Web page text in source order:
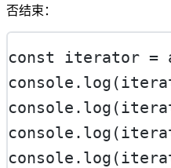
否结束：
const iterator =
console. log
console. log
console. log
console. log